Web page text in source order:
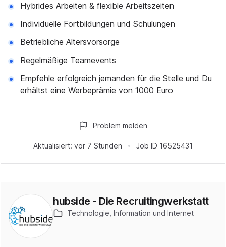
Hybrides Arbeiten & flexible Arbeitszeiten
Individuelle Fortbildungen und Schulungen
Betriebliche Altersvorsorge
Regelmäßige Teamevents
Empfehle erfolgreich jemanden für die Stelle und Du
erhältst eine Werbeprämie von 1000 Euro
Aktualisiert: vor 7 Stunden Job ID 16525431
Problem melden
hubside - Die Recruitingwerkstatt
Technologie, Information und Internet